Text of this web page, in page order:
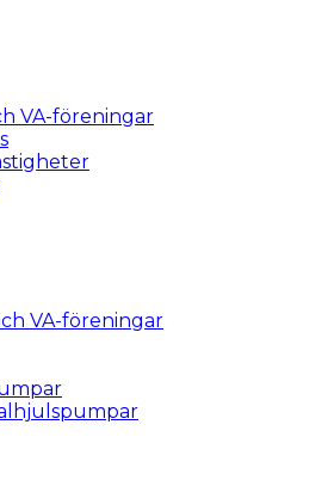
VA-föreningar
VA-föreningar